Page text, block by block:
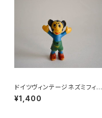
ドイツヴィンテージネズミフィギ
ュアa
¥1,400